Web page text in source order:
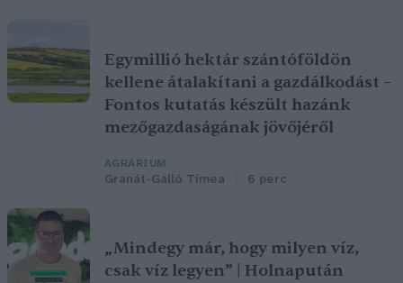
Egymillió hektár szántóföldön
kellene átalakítani a gazdálkodást –
Fontos kutatás készült hazánk
mezőgazdaságának jövőjéről
AGRÁRIUM
Granát-Galló Tímea 6 perc
„Mindegy már, hogy milyen víz,
csak víz legyen” | Holnapután